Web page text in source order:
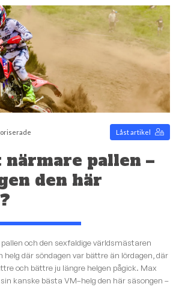
Låst artikel
pallen –
den här
och den sexfaldige världsmästaren
helg där söndagen var bättre än lördagen, där
och bättre ju längre helgen pågick. Max
kanske bästa VM–helg den här säsongen –